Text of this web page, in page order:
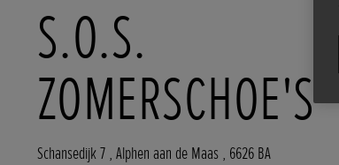
S.O.S.
ZOMERSCHOE'S
Schansedijk 7 , Alphen aan de Maas , 6626 BA